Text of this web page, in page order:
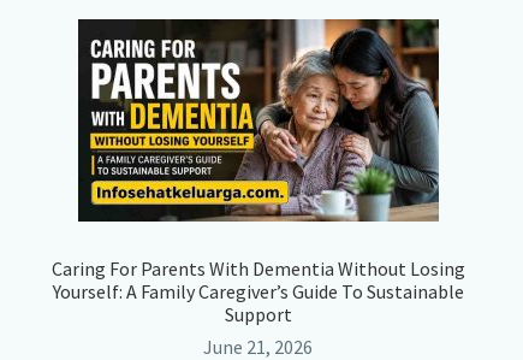
Caring For Parents With Dementia Without Losing
Yourself: A Family Caregiver’s Guide To Sustainable
Support
June 21, 2026